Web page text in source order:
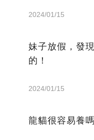
2024/01/15
妹子放假，發
的！
2024/01/15
龍貓很容易養